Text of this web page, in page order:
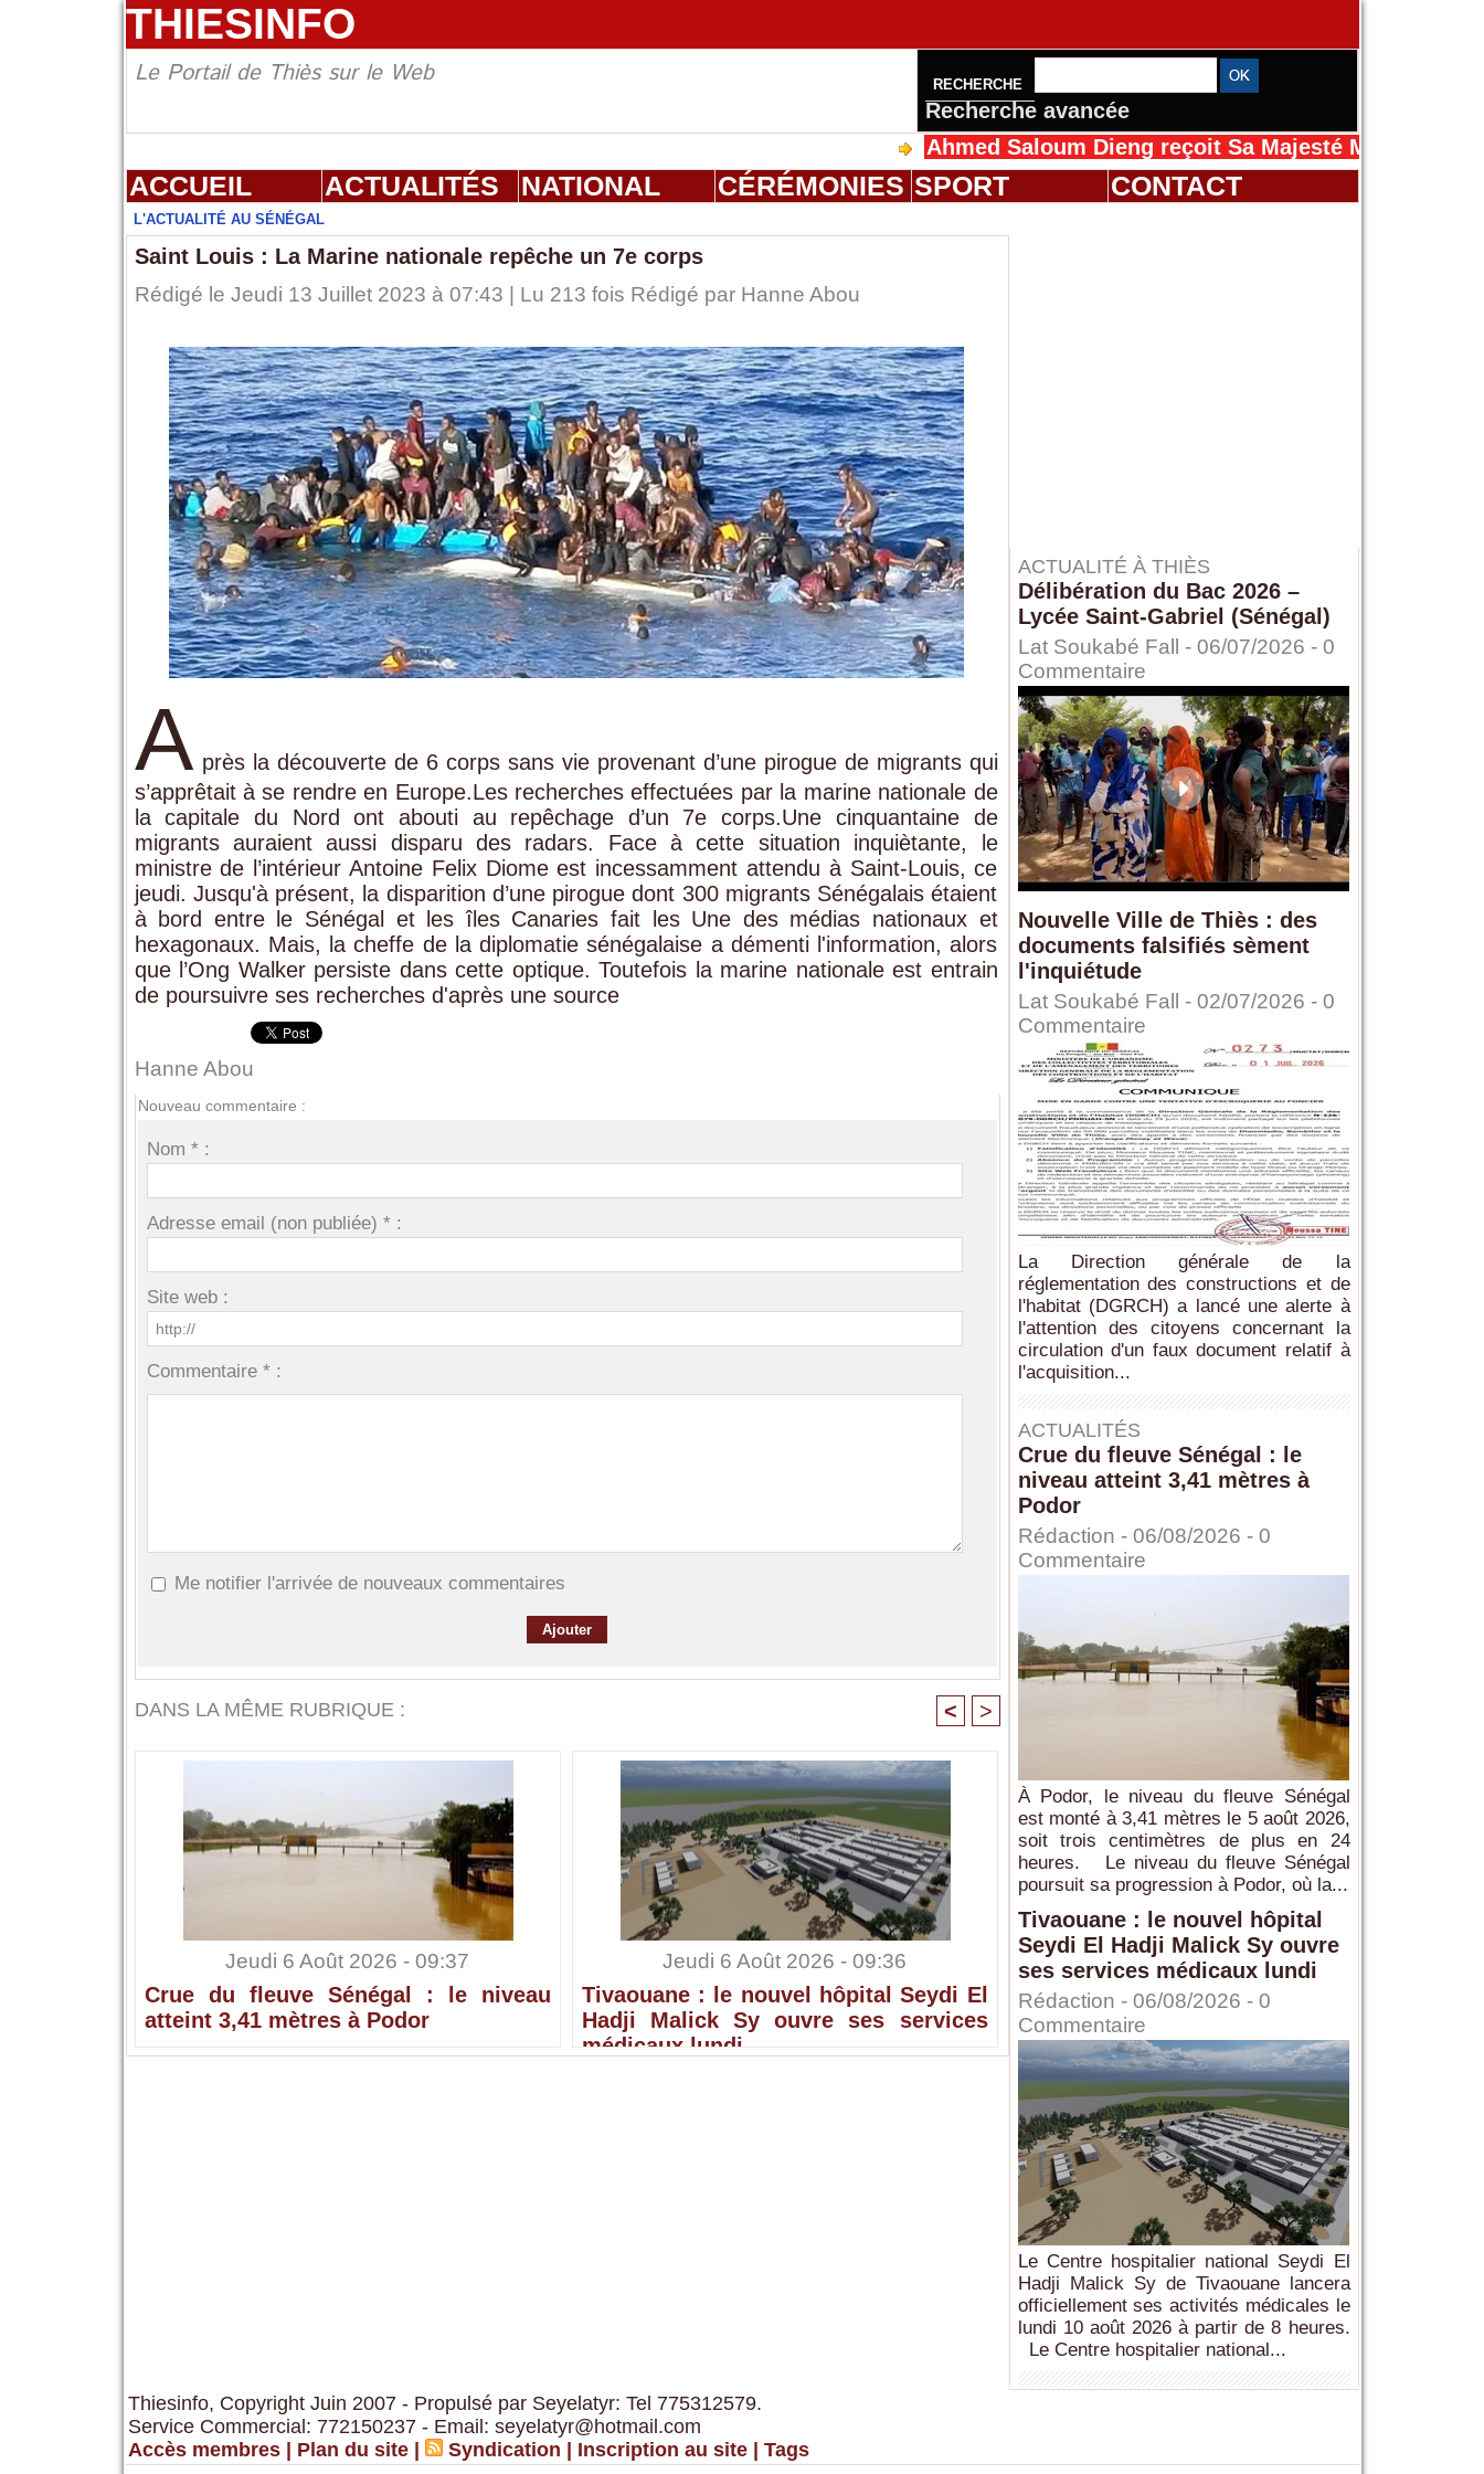
THIESINFO
Le Portail de Thiès sur le Web RECHERCHE
Recherche avancée
Ahmed Saloum Dieng reçoit Sa Majesté Mansah Cissé au
ACCUEIL ACTUALITÉS NATIONAL CÉRÉMONIES SPORT CONTACT
L'ACTUALITÉ AU SÉNÉGAL
Saint Louis : La Marine nationale repêche un 7e corps
Rédigé le Jeudi 13 Juillet 2023 à 07:43 | Lu 213 fois Rédigé par Hanne Abou
A près la découverte de 6 corps sans vie provenant d’une pirogue de migrants qui
s’apprêtait à se rendre en Europe.Les recherches effectuées par la marine nationale de
la capitale du Nord ont abouti au repêchage d’un 7e corps.Une cinquantaine de
migrants auraient aussi disparu des radars. Face à cette situation inquiètante, le
ministre de l’intérieur Antoine Felix Diome est incessamment attendu à Saint-Louis, ce
jeudi. Jusqu'à présent, la disparition d’une pirogue dont 300 migrants Sénégalais étaient
à bord entre le Sénégal et les îles Canaries fait les Une des médias nationaux et
hexagonaux. Mais, la cheffe de la diplomatie sénégalaise a démenti l'information, alors
que l’Ong Walker persiste dans cette optique. Toutefois la marine nationale est entrain
de poursuivre ses recherches d'après une source
Hanne Abou
Nouveau commentaire :
Nom * :
Adresse email (non publiée) * :
Site web :
Commentaire * :
Me notifier l'arrivée de nouveaux commentaires
DANS LA MÊME RUBRIQUE : < >
Jeudi 6 Août 2026 - 09:37
Crue du fleuve Sénégal : le niveau
atteint 3,41 mètres à Podor
Jeudi 6 Août 2026 - 09:36
Tivaouane : le nouvel hôpital Seydi El
Hadji Malick Sy ouvre ses services
médicaux lundi
ACTUALITÉ À THIÈS
Délibération du Bac 2026 –
Lycée Saint-Gabriel (Sénégal)
Lat Soukabé Fall - 06/07/2026 - 0
Commentaire
Nouvelle Ville de Thiès : des
documents falsifiés sèment
l'inquiétude
Lat Soukabé Fall - 02/07/2026 - 0
Commentaire
La Direction générale de la
réglementation des constructions et de
l'habitat (DGRCH) a lancé une alerte à
l'attention des citoyens concernant la
circulation d'un faux document relatif à
l'acquisition...
ACTUALITÉS
Crue du fleuve Sénégal : le
niveau atteint 3,41 mètres à
Podor
Rédaction - 06/08/2026 - 0
Commentaire
À Podor, le niveau du fleuve Sénégal
est monté à 3,41 mètres le 5 août 2026,
soit trois centimètres de plus en 24
heures. Le niveau du fleuve Sénégal
poursuit sa progression à Podor, où la...
Tivaouane : le nouvel hôpital
Seydi El Hadji Malick Sy ouvre
ses services médicaux lundi
Rédaction - 06/08/2026 - 0
Commentaire
Le Centre hospitalier national Seydi El
Hadji Malick Sy de Tivaouane lancera
officiellement ses activités médicales le
lundi 10 août 2026 à partir de 8 heures.
Le Centre hospitalier national...
Thiesinfo, Copyright Juin 2007 - Propulsé par Seyelatyr: Tel 775312579.
Service Commercial: 772150237 - Email: seyelatyr@hotmail.com
Accès membres
Plan du site Syndication Inscription au site Tags